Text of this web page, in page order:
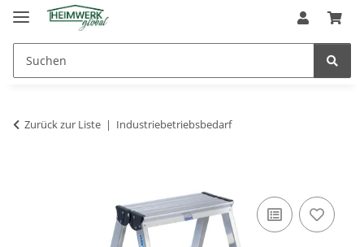
Zurück zur Liste Industriebetriebsbedarf